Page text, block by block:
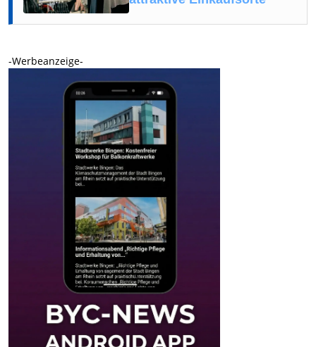
-Werbeanzeige-